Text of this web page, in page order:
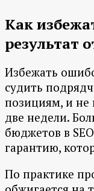
Как
результат
Избежать
судить
позициям, и не
две недели.
бюджетов в
гарантию,
По практике